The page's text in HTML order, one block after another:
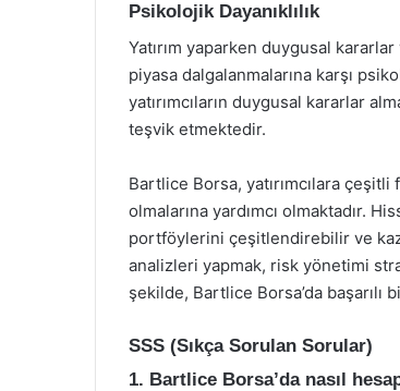
Psikolojik Dayanıklılık
Yatırım yaparken duygusal
piyasa dalgalanmalarına karşı
yatırımcıların duygusal kararlar
teşvik etmektedir.
Bartlice Borsa, yatırımcılara
olmalarına yardımcı olmaktadır.
portföylerini çeşitlendirebilir ve
analizleri yapmak, risk yönetimi
şekilde, Bartlice Borsa’da başarılı
SSS (Sıkça Sorulan Sorular)
1. Bartlice Borsa’da nasıl